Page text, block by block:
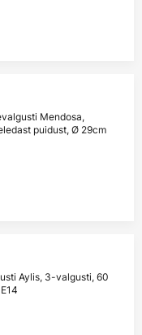
Mendosa,
puidust, Ø 29cm
Aylis, 3-valgusti, 60